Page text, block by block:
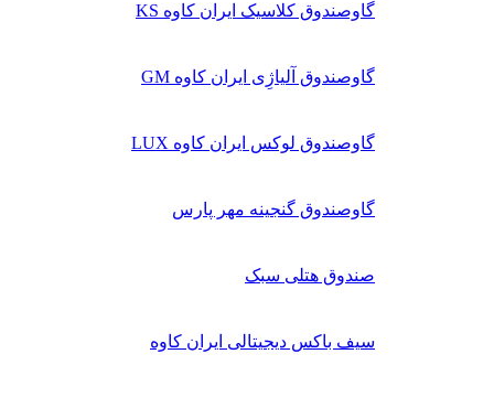
گاوصندوق کلاسیک ایران کاوه KS
گاوصندوق آلیاژِی ایران کاوه GM
گاوصندوق لوکس ایران کاوه LUX
گاوصندوق گنجینه مهر پارس
صندوق هتلی سبک
سیف باکس دیجیتالی ایران کاوه